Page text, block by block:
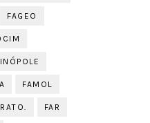
FAGEO
FAMOL
FAR